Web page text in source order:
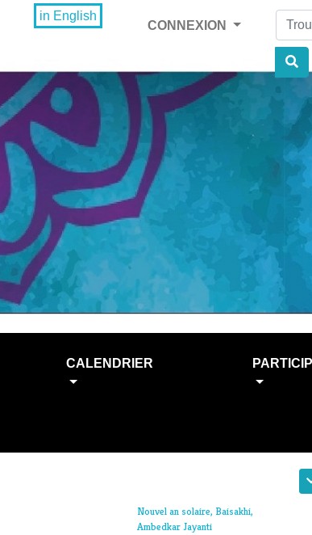
in English
CONNEXION
Find
CALENDRIER
Nouvel an solaire, Baisakhi,
Ambedkar Jayanti